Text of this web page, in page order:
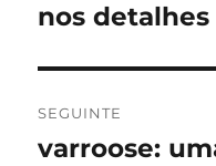
artigos
anterior:
nos detalhes
SEGUINTE
Artigo
varroose: